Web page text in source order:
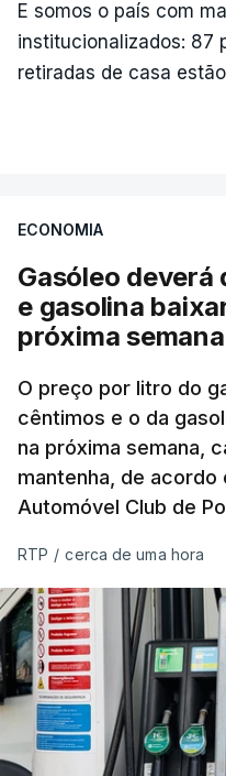
E somos o país com
institucionalizados: 87
retiradas de casa
ECONOMIA
Gasóleo deverá
e gasolina
próxima semana
O preço por litro do
cêntimos e o da
na próxima semana,
mantenha, de
Automóvel Club de
RTP / cerca de uma hora